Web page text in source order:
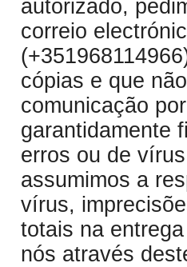
autorizado,
correio
cópias e que
comunicação
garantidamente
erros ou de
assumimos a
vírus,
totais na
nós através